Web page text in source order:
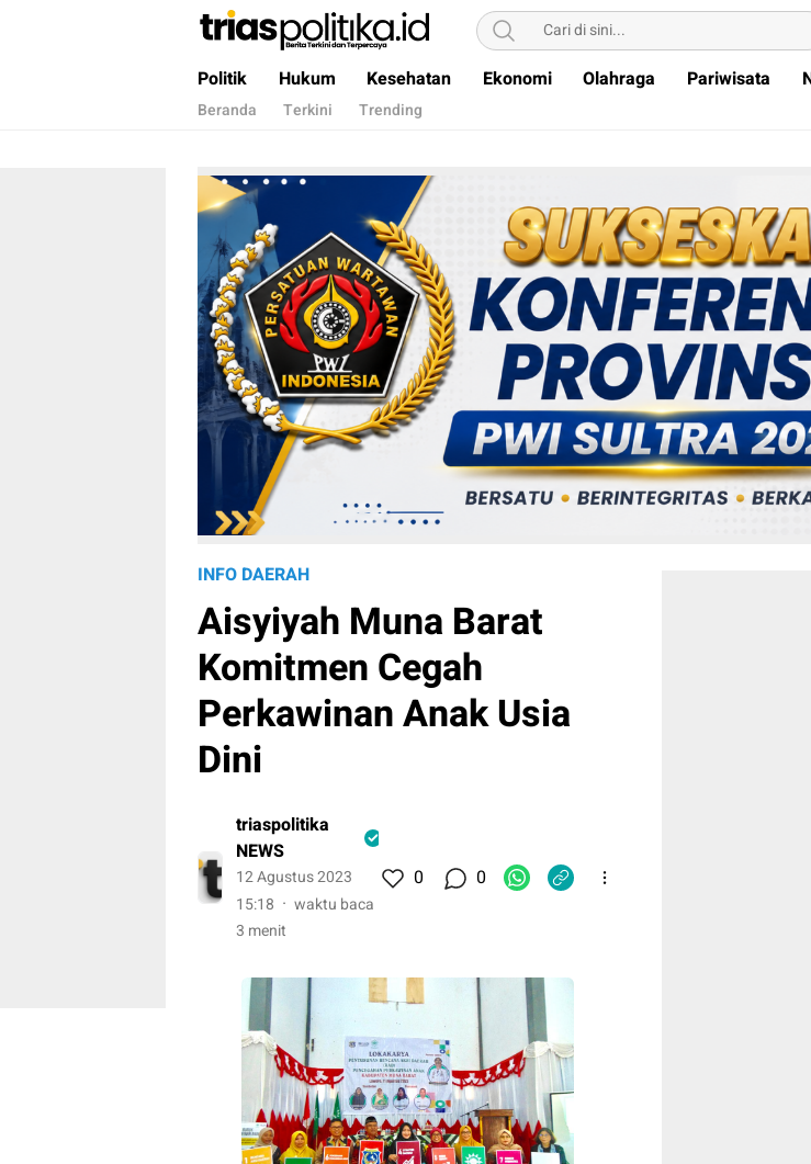
Berita Terkini & Terpercaya
Politik Hukum Kesehatan Ekonomi Olahraga Pariwisata
Beranda Terkini Trending
INFO DAERAH
Aisyiyah Muna Barat
Komitmen Cegah
Perkawinan Anak Usia
Dini
triaspolitika
NEWS
12 Agustus 2023
15:18
waktu baca
3 menit
0 0